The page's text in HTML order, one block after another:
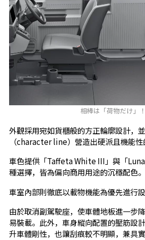
相棒は「荷物だけ」！
外觀採用宛如貨櫃般的方正輪廓設計，
（character line）營造出硬派且機能性
車色提供「Taffeta White III」與「
種選擇，皆為偏向商用用途的沉穩配色。
車室內部則徹底以載物機能為優先進行設
由於取消副駕駛座，使車體地板進一步
易裝載。此外，車身縱向配置的壓筋設
升車體剛性，也讓刮痕較不明顯，兼具實